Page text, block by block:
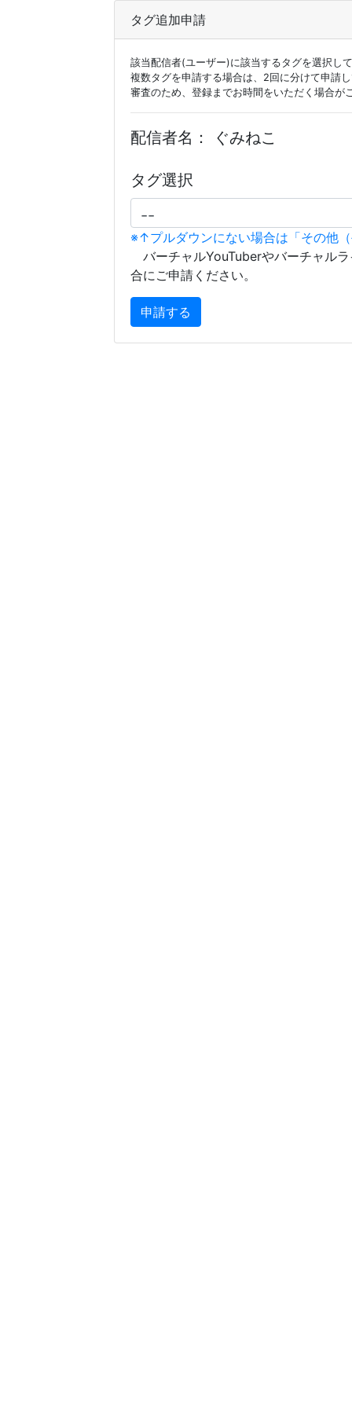
タグ追加申請
該当配信者(ユーザー)に該当するタグを選択し
複数タグを申請する場合は、2回に分けて申請
審査のため、登録までお時間をいただく場合が
配信者名： ぐみねこ
タグ選択
※↑プルダウンにない場合は「その他
バーチャルYouTuberやバーチャル
合にご申請ください。
申請する